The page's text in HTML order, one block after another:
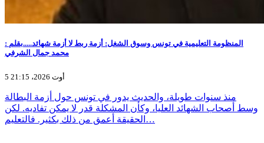
المنظومة التعليمية في تونس وسوق الشغل: أزمة ربط لا أزمة شهائد.....بقلم :
محمد جمال الشرفي
5 أوت 2026، 21:15
منذ سنوات طويلة، والحديث يدور في تونس حول أزمة البطالة
وسط أصحاب الشهائد العليا، وكأن المشكلة قدر لا يمكن تفاديه. لكن
الحقيقة أعمق من ذلك بكثير. فالتعليم…